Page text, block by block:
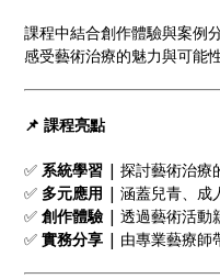
課程中結合創作體驗與案例
感受藝術治療的魅力與可能性
📌 課程亮點
✅系統學習 | 探討藝術治療
✅ 多元應用 | 涵蓋兒青、成
✅創作體驗 | 透過藝術活動
✅實務分享 | 由專業藝療師